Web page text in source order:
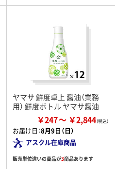
ヤマサ 鮮度卓上 醤油（業務
用） 鮮度ボトル ヤマサ醤油
￥247 ￥2,844
お届け日：8月9日（日）
アスクル在庫商品
販売単位違いの商品が3商品あります